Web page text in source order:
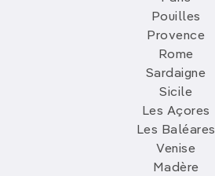
Pouilles
Provence
Rome
Sardaigne
Sicile
Les Açores
Les Baléares
Venise
Madère